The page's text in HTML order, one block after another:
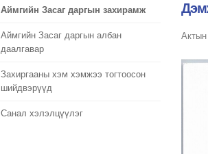
Аймгийн Засаг даргын захирамж
Аймгийн Засаг даргын албан
даалгавар
Захиргааны хэм хэмжээ тогтоосон
шийдвэрүүд
Санал хэлэлцүүлэг